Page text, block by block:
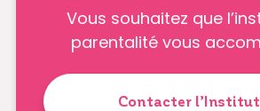
Vous souhaitez que
parentalité vous
Contacter l’Institut